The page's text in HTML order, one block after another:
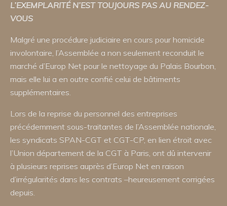
L’EXEMPLARITÉ N’EST TOUJOURS PAS AU RENDEZ-
VOUS
Malgré une procédure judiciaire en cours pour homicide
involontaire, l’Assemblée a non seulement reconduit le
marché d’Europ Net pour le nettoyage du Palais Bourbon,
mais elle lui a en outre confié celui de bâtiments
supplémentaires.
Lors de la reprise du personnel des entreprises
précédemment sous-traitantes de l’Assemblée nationale,
les syndicats SPAN-CGT et CGT-CP, en lien étroit avec
l’Union département de la CGT à Paris, ont dû intervenir
à plusieurs reprises auprès d’Europ Net en raison
d’irrégularités dans les contrats –heureusement corrigées
depuis.